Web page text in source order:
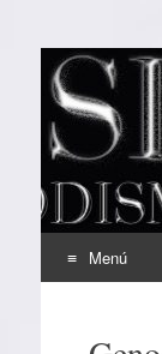
EL
Menú